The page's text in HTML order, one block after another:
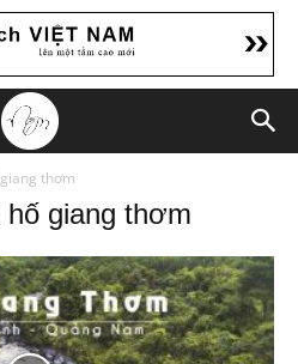
thơm
giang thơm